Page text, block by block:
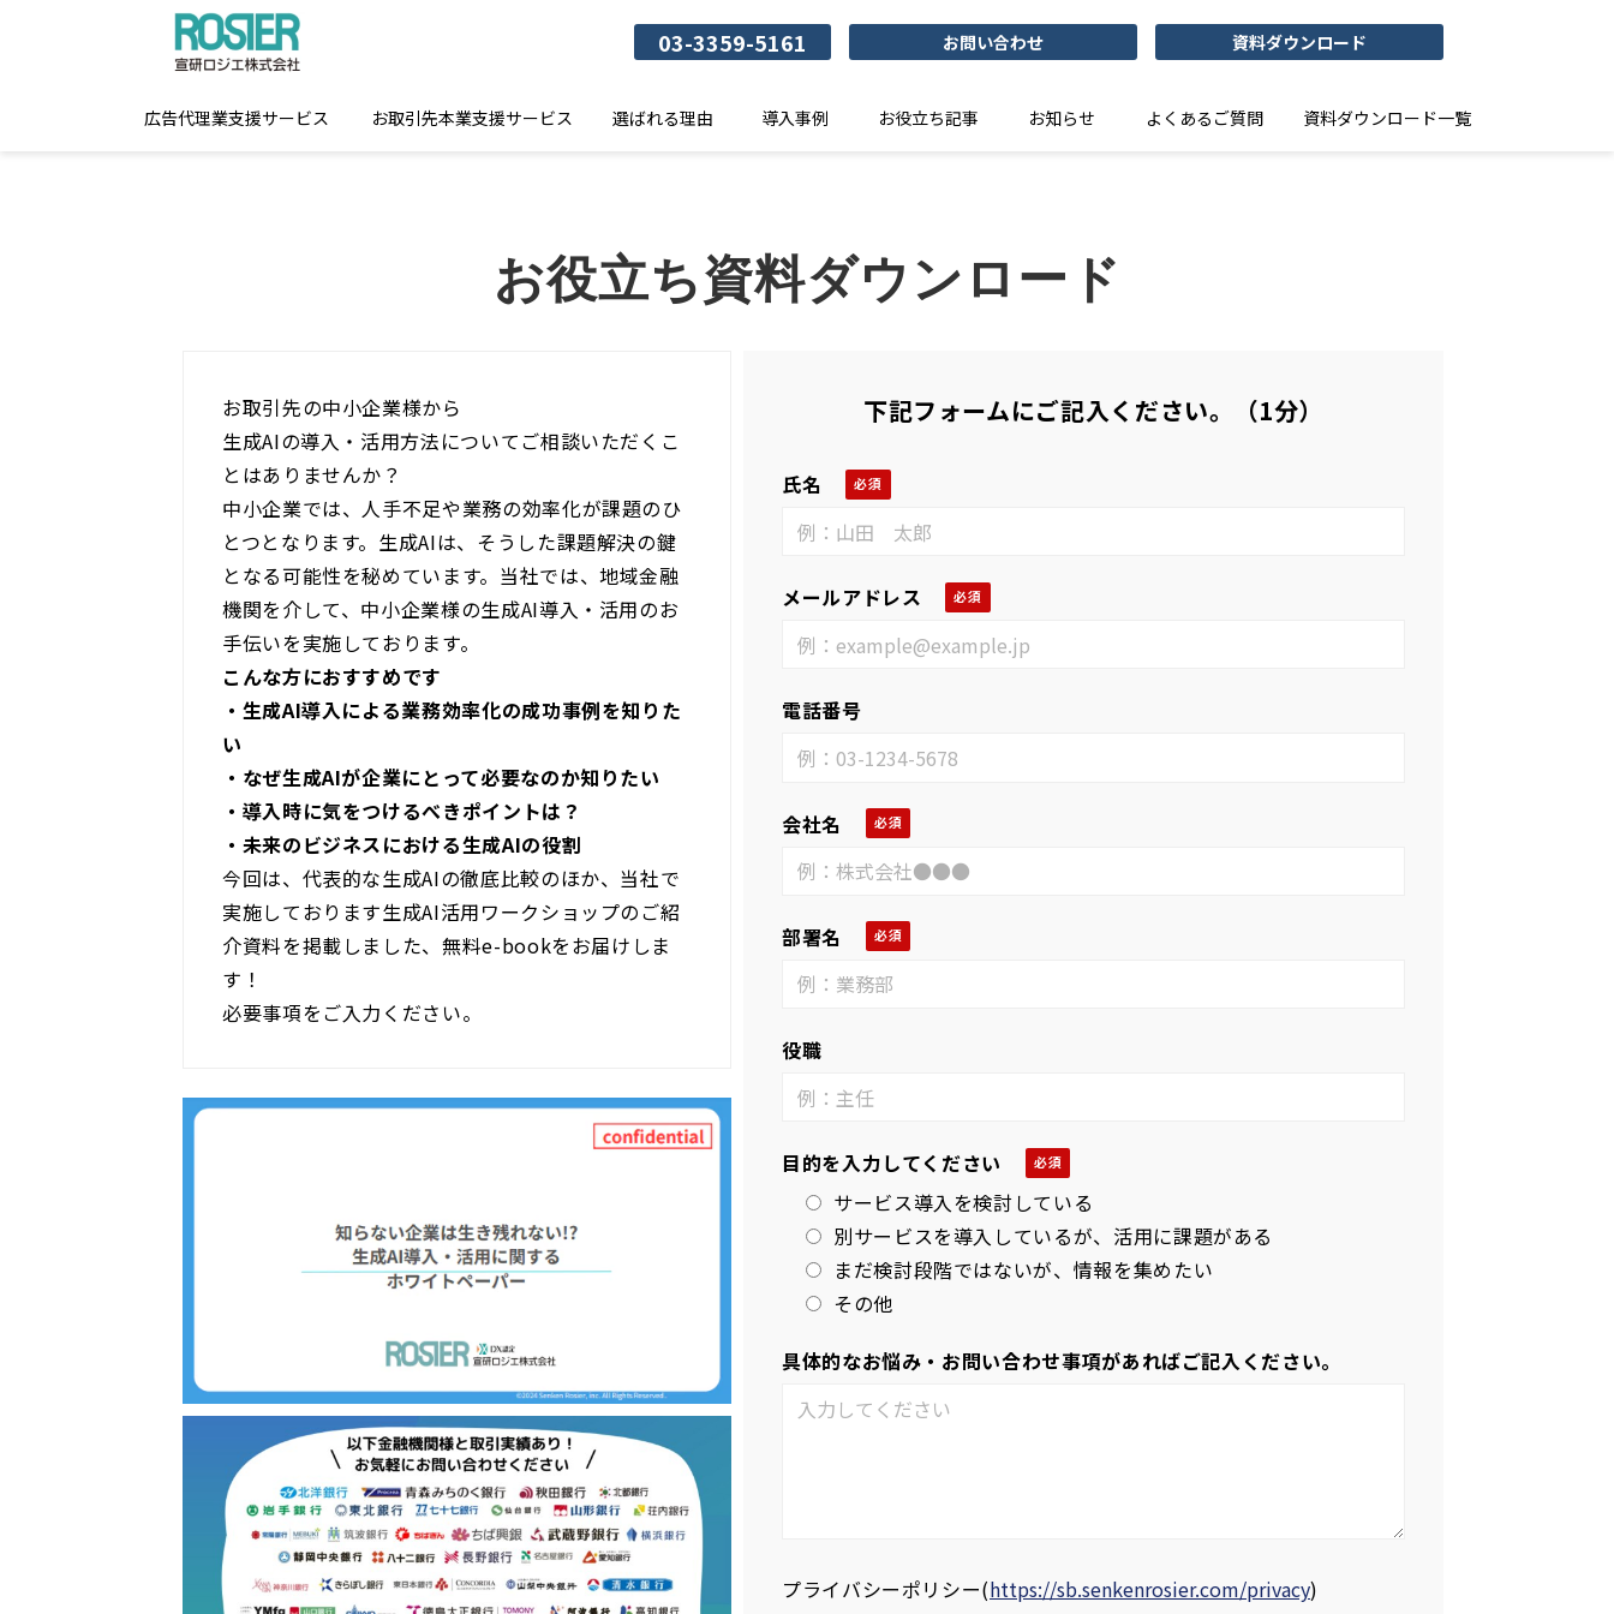
03-3359-5161 お問い合わせ 資料ダウンロード
広告代理業支援サービス お取引先本業支援サービス 選ばれる理由 導入事例 お役立ち記事 お知らせ よくあるご質問 資料ダウンロード一覧
お役立ち資料ダウンロード
お取引先の中小企業様から
生成AIの導入・活用方法についてご相談いただくこ
とはありませんか？
中小企業では、人手不足や業務の効率化が課題のひ
とつとなります。生成AIは、そうした課題解決の鍵
となる可能性を秘めています。当社では、地域金融
機関を介して、中小企業様の生成AI導入・活用のお
手伝いを実施しております。
こんな方におすすめです
・生成AI導入による業務効率化の成功事例を知りた
い
・なぜ生成AIが企業にとって必要なのか知りたい
・導入時に気をつけるべきポイントは？
・未来のビジネスにおける生成AIの役割
今回は、代表的な生成AIの徹底比較のほか、当社で
実施しております生成AI活用ワークショップのご紹
介資料を掲載しました、無料e-bookをお届けしま
す！
必要事項をご入力ください。
下記フォームにご記入ください。（1分）
氏名
メールアドレス
電話番号
会社名
部署名
役職
目的を入力してください
サービス導入を検討している
別サービスを導入しているが、活用に課題がある
まだ検討段階ではないが、情報を集めたい
その他
具体的なお悩み・お問い合わせ事項があればご記入ください。
プライバシーポリシー(https://sb.senkenrosier.com/privacy)